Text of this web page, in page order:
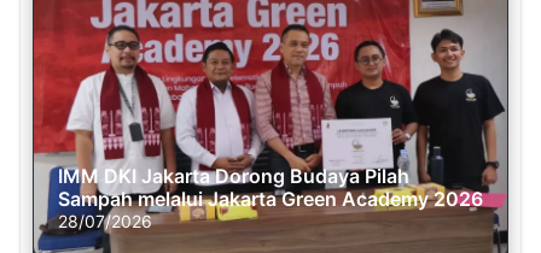
IMM DKI Jakarta Dorong Budaya Pilah
Sampah melalui Jakarta Green Academy 2026
28/07/2026